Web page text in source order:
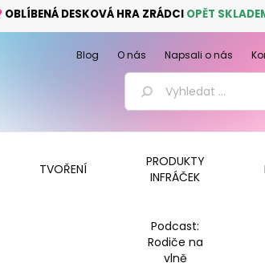
OBLÍBENÁ DESKOVÁ HRA ZRÁDCI OPĚT
TVOŘENÍ
PRODUKTY
INFRÁČEK
Podcast:
Rodiče na
vlně
Blog O nás Napsali o nás